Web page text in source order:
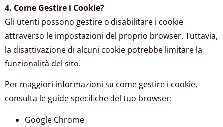
4. Come Gestire i Cookie?
Gli utenti possono gestire o disabilitare i cookie
attraverso le impostazioni del proprio browser. Tuttavia,
la disattivazione di alcuni cookie potrebbe limitare la
funzionalità del sito.
Per maggiori informazioni su come gestire i cookie,
consulta le guide specifiche del tuo browser:
Google Chrome